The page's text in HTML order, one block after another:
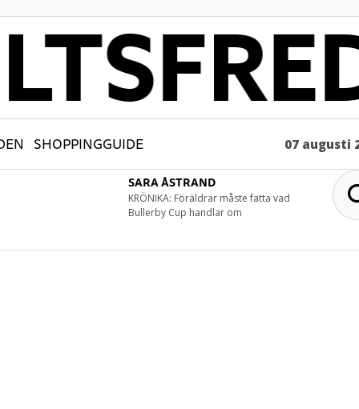
SHOPPINGGUIDE 07 augusti
SARA ÅSTRAND
KRÖNIKA: Föräldrar måste fatta vad
Bullerby Cup handlar om